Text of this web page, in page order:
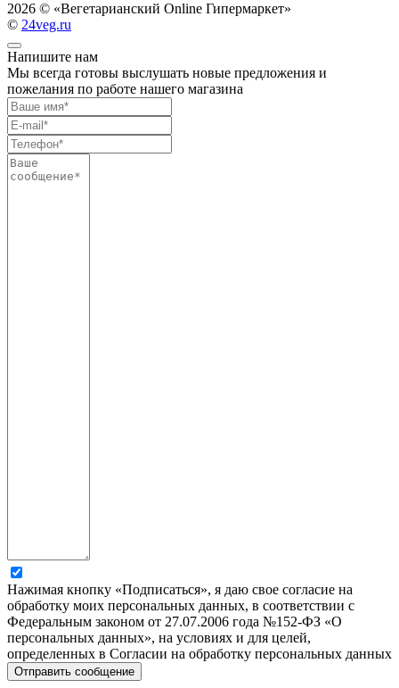
2026 © «Вегетарианский Online Гипермаркет»
© 24veg.ru
Напишите нам
Мы всегда готовы выслушать новые предложения и
пожелания по работе нашего магазина
Нажимая кнопку «Подписаться», я даю свое согласие на
обработку моих персональных данных, в соответствии с
Федеральным законом от 27.07.2006 года №152-ФЗ «О
персональных данных», на условиях и для целей,
определенных в Согласии на обработку персональных данных